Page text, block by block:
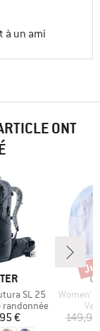
à un ami
ONT
SL 25
randonnée
€
Article
Women's